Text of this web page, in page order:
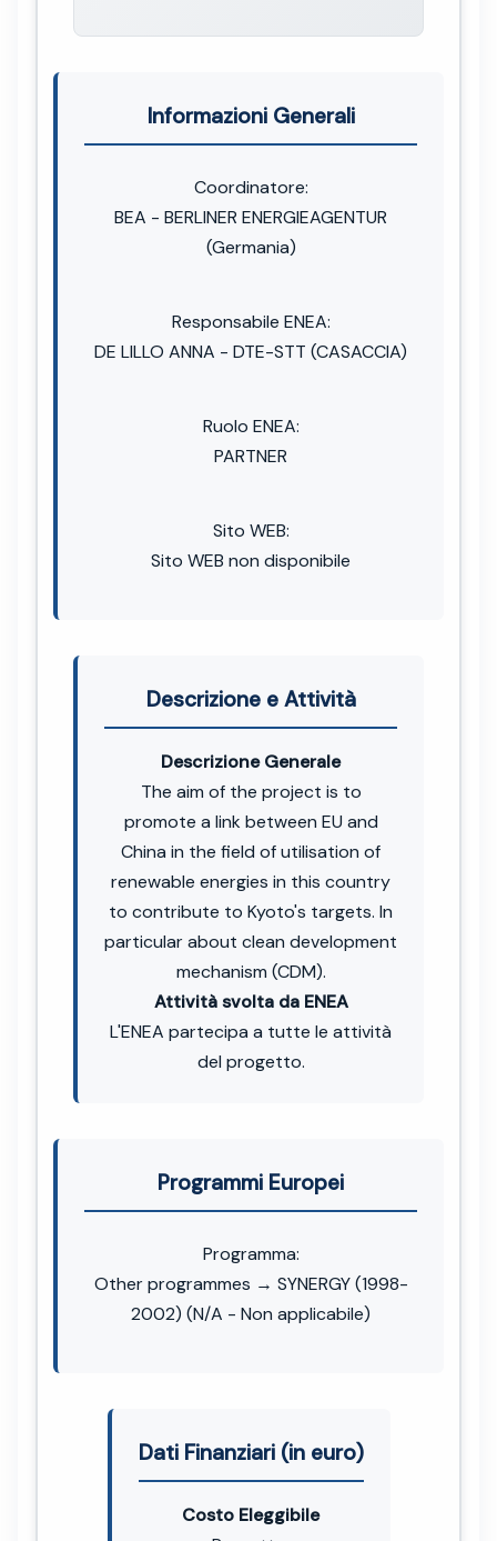
Informazioni Generali
Coordinatore:
BEA - BERLINER ENERGIEAGENTUR
(Germania)
Responsabile ENEA:
DE LILLO ANNA - DTE-STT (CASACCIA)
Ruolo ENEA:
PARTNER
Sito WEB:
Sito WEB non disponibile
Descrizione e Attività
Descrizione Generale
The aim of the project is to
promote a link between EU and
China in the field of utilisation of
renewable energies in this country
to contribute to Kyoto's targets. In
particular about clean development
mechanism (CDM).
Attività svolta da ENEA
L'ENEA partecipa a tutte le attività
del progetto.
Programmi Europei
Programma:
Other programmes → SYNERGY (1998-
2002) (N/A - Non applicabile)
Dati Finanziari (in euro)
Costo Eleggibile